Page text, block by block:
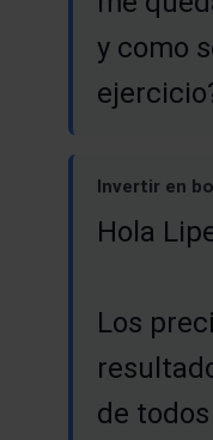
y como
Invertir en
Hola
Los
de